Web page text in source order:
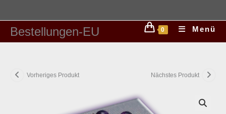
Bestellungen-EU 0 Menü
Vorheriges Produkt Nächstes Produkt